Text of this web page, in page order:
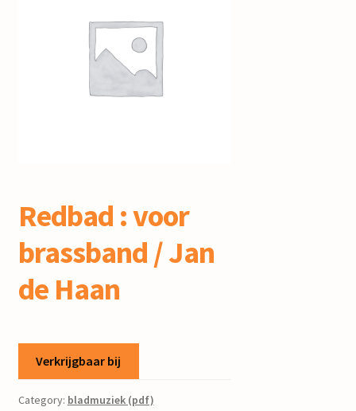
Redbad : voor
brassband / Jan
de Haan
Verkrijgbaar bij
Category: bladmuziek (pdf)